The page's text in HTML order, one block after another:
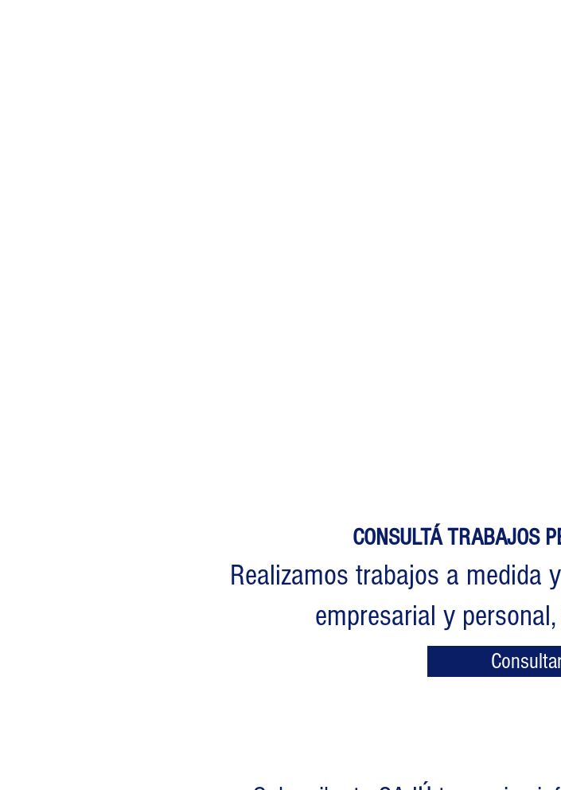
CONSULTÁ TRABAJOS
Realizamos trabajos a medida
empresarial y